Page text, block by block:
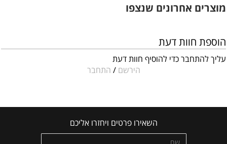
מוצרים אחרונים שנצפו
הוספת חוות דעת
עליך להתחבר כדי להוסיף חוות דעת
הירשם / התחבר
השאירו פרטים ויחזרו אליכם